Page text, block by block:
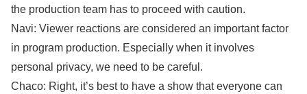
the production team has to proceed with caution.
Navi: Viewer reactions are considered an important factor
in program production. Especially when it involves
personal privacy, we need to be careful.
Chaco: Right, it’s best to have a show that everyone can